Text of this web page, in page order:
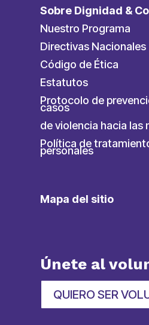
Sobre Dignidad &
Nuestro Programa
Directivas Nacionales
Código de Ética
Estatutos
Protocolo de
casos
de violencia hacia las
Política de
personales
Mapa del sitio
Únete al
QUIERO SER